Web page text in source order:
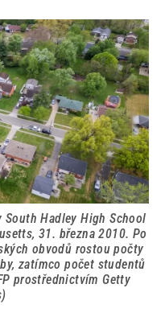
Hadley High School
31. března 2010. Po
obvodů rostou počty
zatímco počet studentů
prostřednictvím Getty